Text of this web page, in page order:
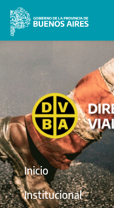
Inicio
Institucional